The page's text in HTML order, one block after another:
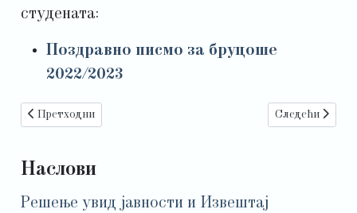
студената:
Поздравно писмо за бруцоше
2022/2023
Претходни чланак: ОБАВЕШТЕЊЕ ЗА СТУДЕНТЕ СМЕРА УПБ
Претходни Следећи
Следећи
Наслови
Решење увид јавности и Извештај